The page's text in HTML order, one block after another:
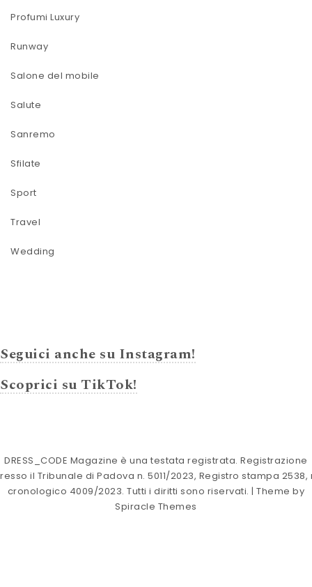
Profumi Luxury
Runway
Salone del mobile
Salute
Sanremo
Sfilate
Sport
Travel
Wedding
Seguici anche su Instagram!
Scoprici su TikTok!
DRESS_CODE Magazine è una testata registrata. Registrazione
il Tribunale di Padova n. 5011/2023, Registro stampa 2538,
cronologico 4009/2023. Tutti i diritti sono riservati. | Theme by
Spiracle Themes